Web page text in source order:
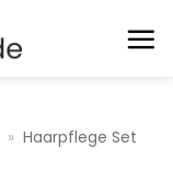
» Haarpflege Set